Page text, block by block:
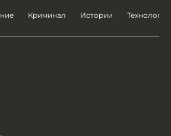
Криминал Истории Технологии